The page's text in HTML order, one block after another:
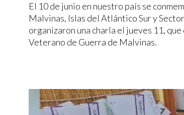
El 10 de junio en nuestro país se
Malvinas, Islas del Atlántico Sur y
organizaron una charla el jueves 11,
Veterano de Guerra de Malvinas.